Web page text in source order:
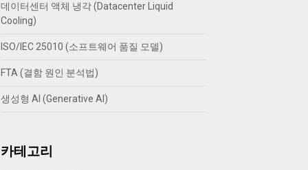
데이터센터 액체 냉각 (Datacenter Liquid
Cooling)
ISO/IEC 25010 (소프트웨어 품질 모델)
FTA (결함 원인 분석법)
생성형 AI (Generative AI)
카테고리